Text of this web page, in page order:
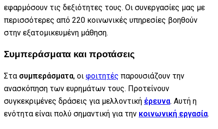
εφαρμόσουν τις δεξιότητες τους. Οι συνεργασίες μας με
περισσότερες από 220 κοινωνικές υπηρεσίες βοηθούν
στην εξατομικευμένη μάθηση.
Συμπεράσματα και προτάσεις
Στα συμπεράσματα, οι φοιτητές παρουσιάζουν την
ανασκόπηση των ευρημάτων τους. Προτείνουν
συγκεκριμένες δράσεις για μελλοντική έρευνα. Αυτή η
ενότητα είναι πολύ σημαντική για την κοινωνική εργασία.